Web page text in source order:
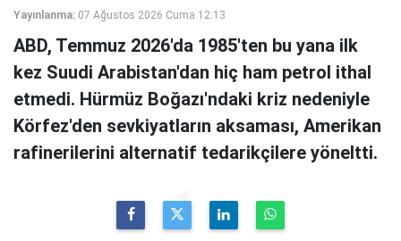
Yayınlanma: 07 Ağustos 2026 Cuma 12:13
ABD, Temmuz 2026'da 1985'ten bu yana ilk
kez Suudi Arabistan'dan hiç ham petrol ithal
etmedi. Hürmüz Boğazı'ndaki kriz nedeniyle
Körfez'den sevkiyatların aksaması, Amerikan
rafinerilerini alternatif tedarikçilere yöneltti.